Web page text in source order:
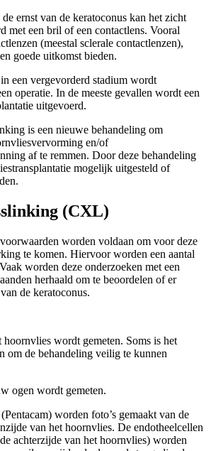
ernst van de keratoconus kan het zicht
met een bril of een contactlens. Vooral
(meestal sclerale contactlenzen),
goede uitkomst bieden.
een vergevorderd stadium wordt
operatie. In de meeste gevallen wordt een
uitgevoerd.
is een nieuwe behandeling om
en/of
af te remmen. Door deze behandeling
mogelijk uitgesteld of
(CXL)
worden voldaan om voor deze
te komen. Hiervoor worden een aantal
worden deze onderzoeken met een
herhaald om te beoordelen of er
de keratoconus.
wordt gemeten. Soms is het
om de behandeling veilig te kunnen
ogen wordt gemeten.
worden foto’s gemaakt van de
van het hoornvlies. De endotheelcellen
achterzijde van het hoornvlies) worden